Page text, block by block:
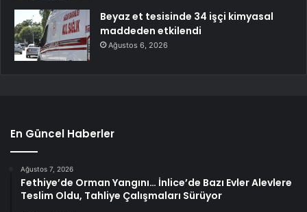
Beyaz et tesisinde 34 işçi kimyasal
maddeden etkilendi
Ağustos 6, 2026
En Güncel Haberler
Ağustos 7, 2026
Fethiye’de Orman Yangını… İnlice’de Bazı Evler Alevlere
Teslim Oldu, Tahliye Çalışmaları Sürüyor